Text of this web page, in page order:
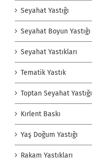
Seyahat Yastığı
Seyahat Boyun Yastığı
Seyahat Yastıkları
Tematik Yastık
Toptan Seyahat Yastığı
Kırlent Baskı
Yaş Doğum Yastığı
Rakam Yastıkları